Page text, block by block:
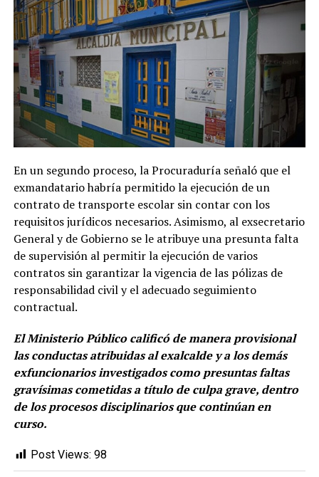
En un segundo proceso, la Procuraduría señaló que el
exmandatario habría permitido la ejecución de un
contrato de transporte escolar sin contar con los
requisitos jurídicos necesarios. Asimismo, al exsecretario
General y de Gobierno se le atribuye una presunta falta
de supervisión al permitir la ejecución de varios
contratos sin garantizar la vigencia de las pólizas de
responsabilidad civil y el adecuado seguimiento
contractual.
El Ministerio Público calificó de manera provisional
las conductas atribuidas al exalcalde y a los demás
exfuncionarios investigados como presuntas faltas
gravísimas cometidas a título de culpa grave, dentro
de los procesos disciplinarios que continúan en
curso.
Post Views: 98